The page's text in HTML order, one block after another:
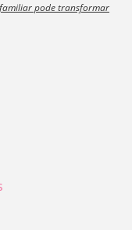
familiar pode transformar